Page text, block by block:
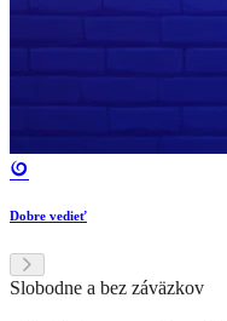
Dobre vedieť
Slobodne a bez záväzkov